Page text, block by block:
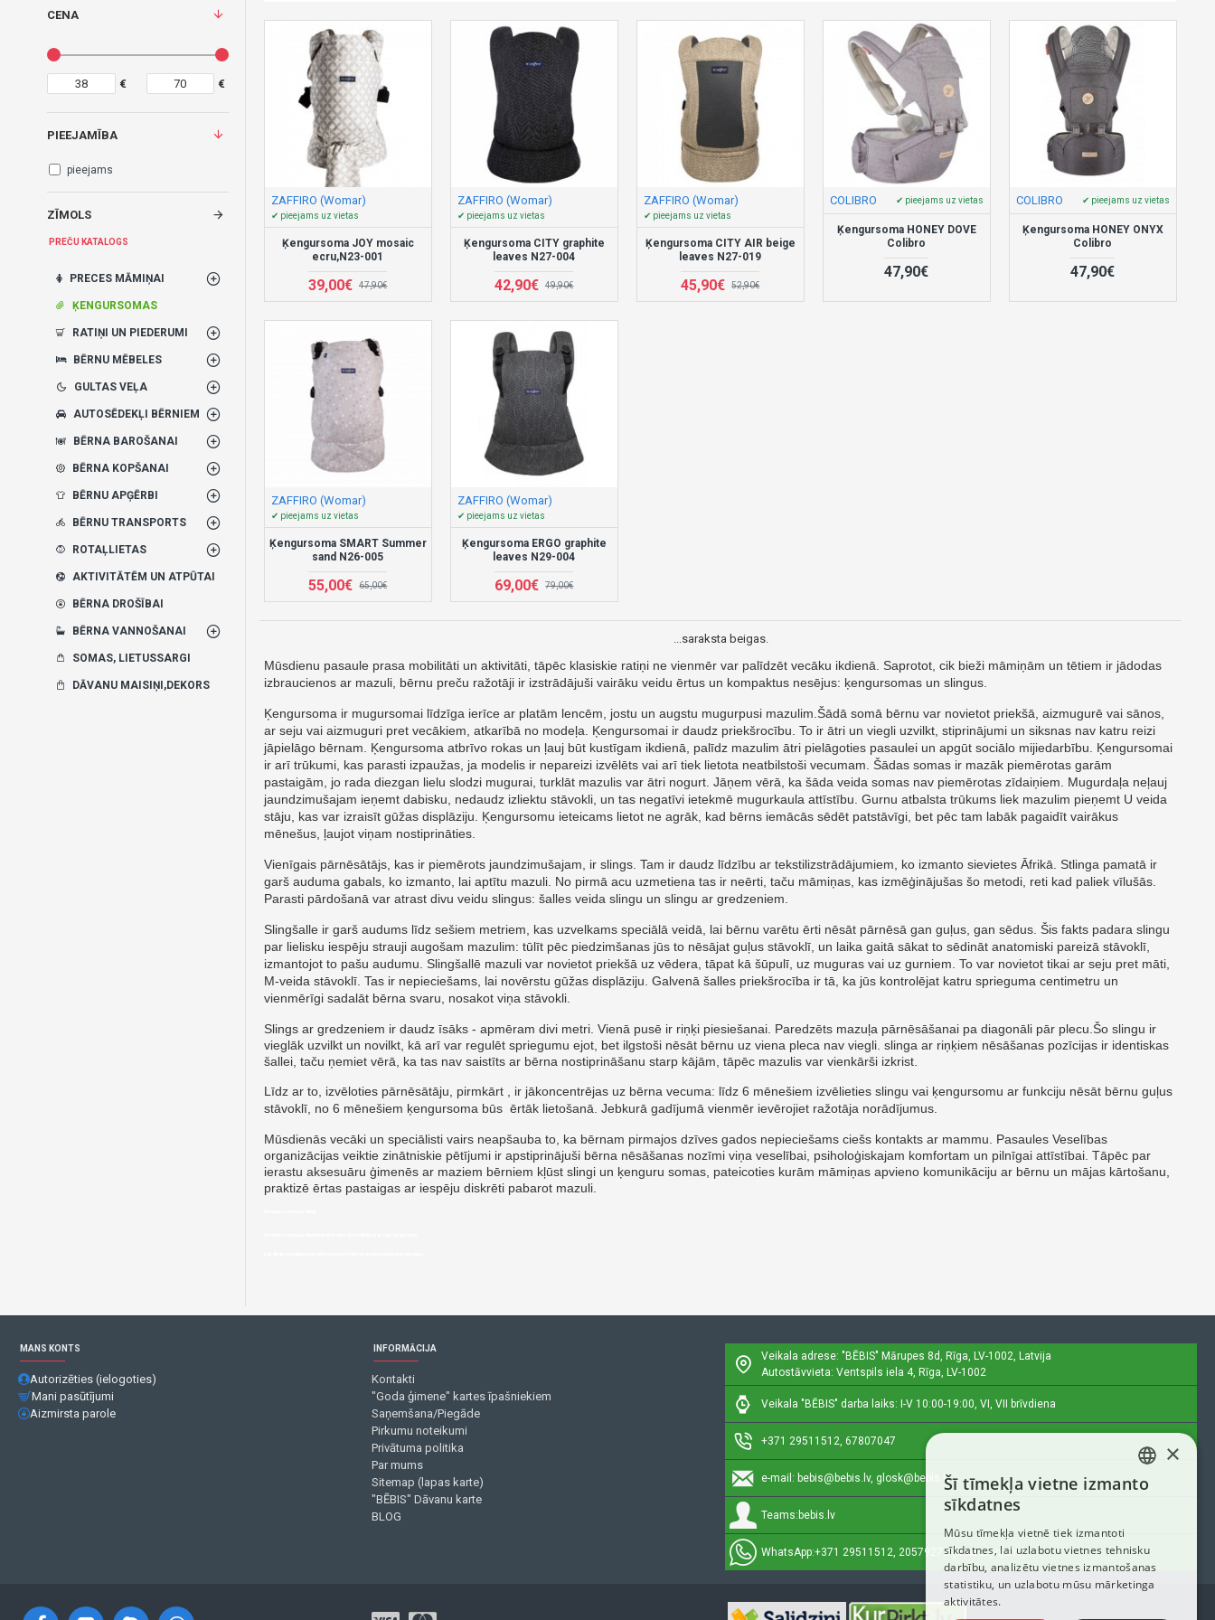
CENA
€ €
ZĪMOLS
PIEEJAMĪBA
pieejams
PREČU KATALOGS
PRECES MĀMIŅAI
ĶENGURSOMAS
RATIŅI UN PIEDERUMI
BĒRNU MĒBELES
GULTAS VEĻA
AUTOSĒDEKĻI BĒRNIEM
BĒRNA BAROŠANAI
BĒRNA KOPŠANAI
BĒRNU APĢĒRBI
BĒRNU TRANSPORTS
ROTAĻLIETAS
AKTIVITĀTĒM UN ATPŪTAI
BĒRNA DROŠĪBAI
BĒRNA VANNOŠANAI
SOMAS, LIETUSSARGI
DĀVANU MAISIŅI,DEKORS
Mūsdienu pasaule prasa mobilitāti un aktivitāti, tāpēc klasiskie ratiņi ne vienmēr var palīdzēt vecāku ikdienā. Saprotot, cik bieži māmiņām un tētiem ir jādodas
izbraucienos ar mazuli, bērnu preču ražotāji ir izstrādājuši vairāku veidu ērtus un kompaktus nesējus: ķengursomas un slingus.
Ķengursoma ir mugursomai līdzīga ierīce ar platām lencēm, jostu un augstu mugurpusi mazulim.Šādā somā bērnu var novietot priekšā, aizmugurē vai sānos,
ar seju vai aizmuguri pret vecākiem, atkarībā no modeļa. Ķengursomai ir daudz priekšrocību. To ir ātri un viegli uzvilkt, stiprinājumi un siksnas nav katru reizi
jāpielāgo bērnam. Ķengursoma atbrīvo rokas un ļauj būt kustīgam ikdienā, palīdz mazulim ātri pielāgoties pasaulei un apgūt sociālo mijiedarbību. Ķengursomai
ir arī trūkumi, kas parasti izpaužas, ja modelis ir nepareizi izvēlēts vai arī tiek lietota neatbilstoši vecumam. Šādas somas ir mazāk piemērotas garām
pastaigām, jo ​​rada diezgan lielu slodzi mugurai, turklāt mazulis var ātri nogurt. Jāņem vērā, ka šāda veida somas nav piemērotas zīdaiņiem. Mugurdaļa neļauj
jaundzimušajam ieņemt dabisku, nedaudz izliektu stāvokli, un tas negatīvi ietekmē mugurkaula attīstību. Gurnu atbalsta trūkums liek mazulim pieņemt U veida
stāju, kas var izraisīt gūžas displāziju. Ķengursomu ieteicams lietot ne agrāk, kad bērns iemācās sēdēt patstāvīgi, bet pēc tam labāk pagaidīt vairākus
mēnešus, ļaujot viņam nostiprināties.
Vienīgais pārnēsātājs, kas ir piemērots jaundzimušajam, ir slings. Tam ir daudz līdzību ar tekstilizstrādājumiem, ko izmanto sievietes Āfrikā. Stlinga pamatā ir
garš auduma gabals, ko izmanto, lai aptītu mazuli. No pirmā acu uzmetiena tas ir neērti, taču māmiņas, kas izmēģinājušas šo metodi, reti kad paliek vīlušās.
Parasti pārdošanā var atrast divu veidu slingus: šalles veida slingu un slingu ar gredzeniem.
Slingšalle ir garš audums līdz sešiem metriem, kas uzvelkams speciālā veidā, lai bērnu varētu ērti nēsāt pārnēsā gan guļus, gan sēdus. Šis fakts padara slingu
par lielisku iespēju strauji augošam mazulim: tūlīt pēc piedzimšanas jūs to nēsājat guļus stāvoklī, un laika gaitā sākat to sēdināt anatomiski pareizā stāvoklī,
izmantojot to pašu audumu. Slingšallē mazuli var novietot priekšā uz vēdera, tāpat kā šūpulī, uz muguras vai uz gurniem. To var novietot tikai ar seju pret māti,
M-veida stāvoklī. Tas ir nepieciešams, lai novērstu gūžas displāziju. Galvenā šalles priekšrocība ir tā, ka jūs kontrolējat katru sprieguma centimetru un
vienmērīgi sadalāt bērna svaru, nosakot viņa stāvokli.
Slings ar gredzeniem ir daudz īsāks - apmēram divi metri. Vienā pusē ir riņķi ​​piesiešanai. Paredzēts mazuļa pārnēsāšanai pa diagonāli pār plecu.Šo slingu ir
vieglāk uzvilkt un novilkt, kā arī var regulēt spriegumu ejot, bet ilgstoši nēsāt bērnu uz viena pleca nav viegli. slinga ar riņķiem nēsāšanas pozīcijas ir identiskas
šallei, taču ņemiet vērā, ka tas nav saistīts ar bērna nostiprināšanu starp kājām, tāpēc mazulis var vienkārši izkrist.
Līdz ar to, izvēloties pārnēsātāju, pirmkārt , ir jākoncentrējas uz bērna vecuma: līdz 6 mēnešiem izvēlieties slingu vai ķengursomu ar funkciju nēsāt bērnu guļus
stāvoklī, no 6 mēnešiem ķengursoma būs ērtāk lietošanā. Jebkurā gadījumā vienmēr ievērojiet ražotāja norādījumus.
Mūsdienās vecāki un speciālisti vairs neapšauba to, ka bērnam pirmajos dzīves gados nepieciešams ciešs kontakts ar mammu. Pasaules Veselības
organizācijas veiktie zinātniskie pētījumi ir apstiprinājuši bērna nēsāšanas nozīmi viņa veselībai, psiholoģiskajam komfortam un pilnīgai attīstībai. Tāpēc par
ierastu aksesuāru ģimenēs ar maziem bērniem kļūst slingi un ķenguru somas, pateicoties kurām māmiņas apvieno komunikāciju ar bērnu un mājas kārtošanu,
praktizē ērtas pastaigas ar iespēju diskrēti pabarot mazuli.
ZAFFIRO (Womar)
✔ pieejams uz vietas
Ķengursoma JOY mosaic
ecru,N23-001
39,00€ 47,90€
ZAFFIRO (Womar)
✔ pieejams uz vietas
Ķengursoma CITY graphite
leaves N27-004
42,90€ 49,90€
ZAFFIRO (Womar)
✔ pieejams uz vietas
Ķengursoma CITY AIR beige
leaves N27-019
45,90€ 52,90€
COLIBRO ✔ pieejams uz vietas
Ķengursoma HONEY DOVE
Colibro
47,90€
COLIBRO ✔ pieejams uz vietas
Ķengursoma HONEY ONYX
Colibro
47,90€
ZAFFIRO (Womar)
✔ pieejams uz vietas
Ķengursoma SMART Summer
sand N26-005
55,00€ 65,00€
ZAFFIRO (Womar)
✔ pieejams uz vietas
Ķengursoma ERGO graphite
leaves N29-004
69,00€ 79,00€
...saraksta beigas.
MANS KONTS
Autorizēties (ielogoties)
Mani pasūtījumi
Aizmirsta parole
INFORMĀCIJA
Kontakti
"Goda ģimene" kartes īpašniekiem
Saņemšana/Piegāde
Pirkumu noteikumi
Privātuma politika
Par mums
Sitemap (lapas karte)
"BĒBIS" Dāvanu karte
BLOG
Veikala adrese: "BĒBIS" Mārupes 8d, Rīga, LV-1002, Latvija
Autostāvvieta: Ventspils iela 4, Rīga, LV-1002
Veikala "BĒBIS" darba laiks: I-V 10:00-19:00, VI, VII brīvdiena
+371 29511512, 67807047
e-mail: bebis@bebis.lv, glosk@bebis.lv
Teams: bebis.lv
WhatsApp:+371 29511512, 20579272 (tikai ziņojumi)
LATVIAN
ENGLISH
×
Šī tīmekļa vietne izmanto
sīkdatnes
Mūsu tīmekļa vietnē tiek izmantoti
sīkdatnes, lai uzlabotu vietnes tehnisku
darbību, analizētu vietnes izmantošanas
statistiku, un uzlabotu mūsu mārketinga
aktivitātes.